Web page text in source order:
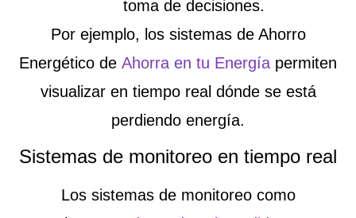
toma de decisiones.
Por ejemplo, los sistemas de Ahorro
Energético de Ahorra en tu Energía permiten
visualizar en tiempo real dónde se está
perdiendo energía.
Sistemas de monitoreo en tiempo real
Los sistemas de monitoreo como